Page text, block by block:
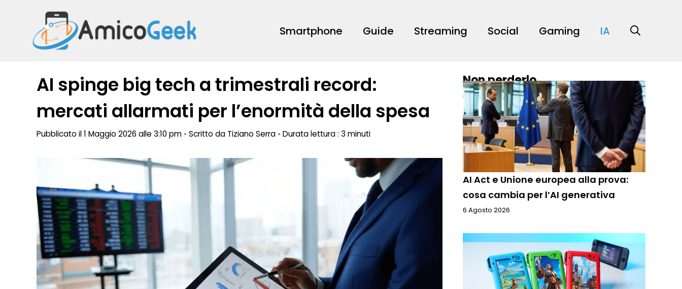
contenuto
Smartphone Guide Streaming Social Gaming IA
AI spinge big tech a trimestrali record:
mercati allarmati per l’enormità della spesa
Pubblicato il 1 Maggio 2026 alle 3:10 pm • Scritto da Tiziano Serra • Durata lettura : 3 minuti
Non perderlo
AI Act e Unione europea alla prova:
cosa cambia per l’AI generativa
6 Agosto 2026